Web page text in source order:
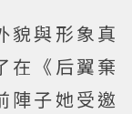
貌與形象真
在《后翼棄
陣子她受邀